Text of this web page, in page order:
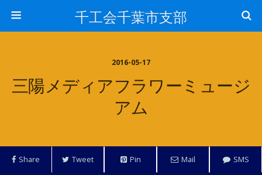
千工会千葉市支部
2016-05-17
三陽メディアフラワーミュージ
アム
Share Tweet Pin Mail SMS